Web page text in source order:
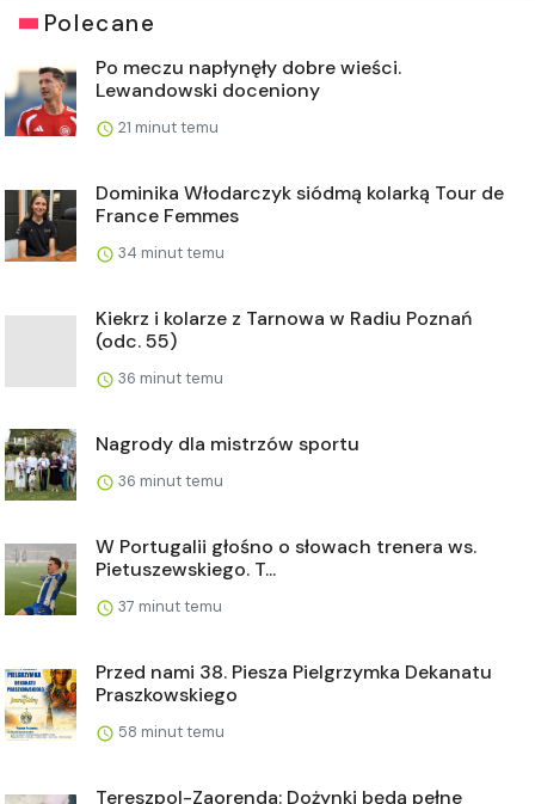
Polecane
Po meczu napłynęły dobre wieści.
Lewandowski doceniony
21 minut temu
Dominika Włodarczyk siódmą kolarką Tour de
France Femmes
34 minut temu
Kiekrz i kolarze z Tarnowa w Radiu Poznań
(odc. 55)
36 minut temu
Nagrody dla mistrzów sportu
36 minut temu
W Portugalii głośno o słowach trenera ws.
Pietuszewskiego. T...
37 minut temu
Przed nami 38. Piesza Pielgrzymka Dekanatu
Praszkowskiego
58 minut temu
Tereszpol-Zaorenda: Dożynki będą pełne